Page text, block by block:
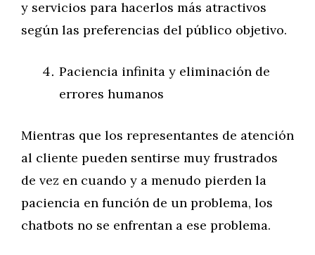
y servicios para hacerlos más atractivos
según las preferencias del público objetivo.
Paciencia infinita y eliminación de
errores humanos
Mientras que los representantes de atención
al cliente pueden sentirse muy frustrados
de vez en cuando y a menudo pierden la
paciencia en función de un problema, los
chatbots no se enfrentan a ese problema.